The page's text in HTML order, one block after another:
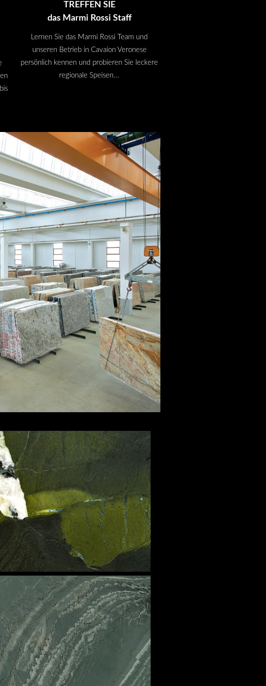
TREFFEN SIE
das Marmi Rossi Staff
Lernen Sie das Marmi Rossi Team und
unseren Betrieb in Cavaion Veronese
persönlich kennen und probieren Sie leckere
regionale Speisen...